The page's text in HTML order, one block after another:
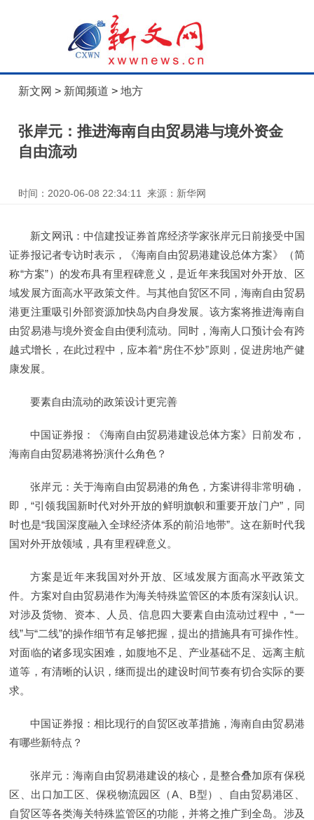
新文网 > 新闻频道 >地方
张岸元：推进海南自由贸易港与境外资金
自由流动
时间：2020-06-08 22:34:11 来源：新华网
新文网讯：中信建投证券首席经济学家张岸元日前接受中国
证券报记者专访时表示，《海南自由贸易港建设总体方案》（简
称“方案”）的发布具有里程碑意义，是近年来我国对外开放、区
域发展方面高水平政策文件。与其他自贸区不同，海南自由贸易
港更注重吸引外部资源加快岛内自身发展。该方案将推进海南自
由贸易港与境外资金自由便利流动。同时，海南人口预计会有跨
越式增长，在此过程中，应本着“房住不炒”原则，促进房地产健
康发展。
要素自由流动的政策设计更完善
中国证券报：《海南自由贸易港建设总体方案》日前发布，
海南自由贸易港将扮演什么角色？
张岸元：关于海南自由贸易港的角色，方案讲得非常明确，
即，“引领我国新时代对外开放的鲜明旗帜和重要开放门户”，同
时也是“我国深度融入全球经济体系的前沿地带”。这在新时代我
国对外开放领域，具有里程碑意义。
方案是近年来我国对外开放、区域发展方面高水平政策文
件。方案对自由贸易港作为海关特殊监管区的本质有深刻认识。
对涉及货物、资本、人员、信息四大要素自由流动过程中，“一
线”与“二线”的操作细节有足够把握，提出的措施具有可操作性。
对面临的诸多现实困难，如腹地不足、产业基础不足、远离主航
道等，有清晰的认识，继而提出的建设时间节奏有切合实际的要
求。
中国证券报：相比现行的自贸区改革措施，海南自由贸易港
有哪些新特点？
张岸元：海南自由贸易港建设的核心，是整合叠加原有保税
区、出口加工区、保税物流园区（A、B型）、自由贸易港区、
自贸区等各类海关特殊监管区的功能，并将之推广到全岛。涉及